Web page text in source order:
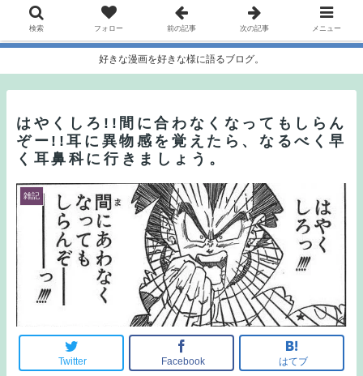
好きな漫画を好きな様に語るブログ。
はやくしろ!!間に合わなくなってもしらん
ぞー!!耳に異物感を覚えたら、なるべく早
く耳鼻科に行きましょう。
雑記
Twitter Facebook はてブ
検索 フォロー 前の記事 次の記事 メニュー